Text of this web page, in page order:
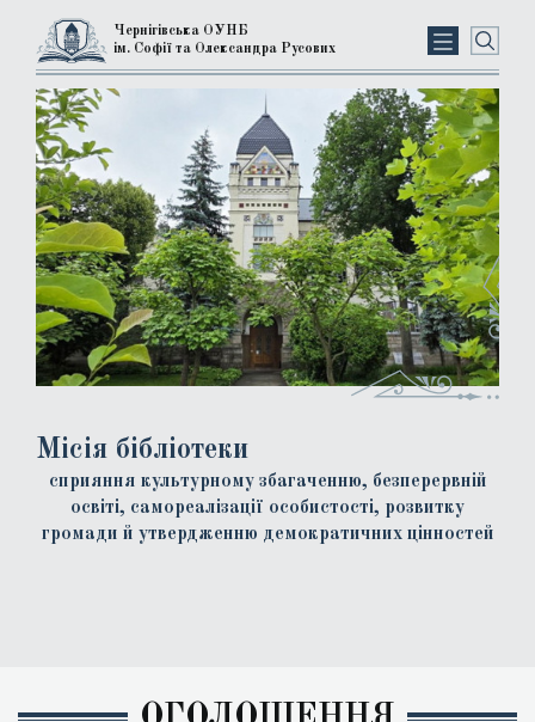
Чернігівська ОУНБ
ім. Софії та Олександра Русових
Місія бібліотеки
сприяння культурному збагаченню, безперервній
освіті, самореалізації особистості, розвитку
громади й утвердженню демократичних цінностей